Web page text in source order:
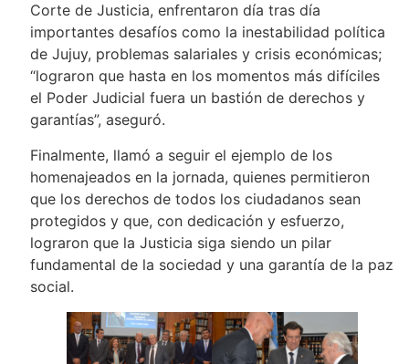
Corte de Justicia, enfrentaron día tras día
importantes desafíos como la inestabilidad política
de Jujuy, problemas salariales y crisis económicas;
“lograron que hasta en los momentos más difíciles
el Poder Judicial fuera un bastión de derechos y
garantías”, aseguró.
Finalmente, llamó a seguir el ejemplo de los
homenajeados en la jornada, quienes permitieron
que los derechos de todos los ciudadanos sean
protegidos y que, con dedicación y esfuerzo,
lograron que la Justicia siga siendo un pilar
fundamental de la sociedad y una garantía de la paz
social.